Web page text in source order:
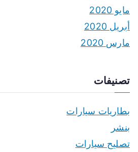
مايو 2020
أبريل 2020
مارس 2020
تصنيفات
بطاريات سيارات
بنشر
تصليح سيارات